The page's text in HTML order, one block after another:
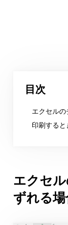
目次
エクセル
印刷する
エクセ
ずれる場